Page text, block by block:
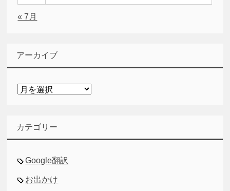
« 7月
アーカイブ
ア
ブ
カテゴリー
Google翻訳
お出かけ